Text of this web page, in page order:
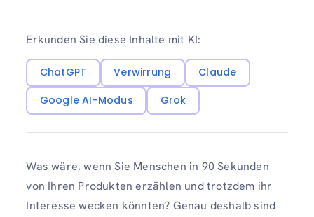
Erkunden Sie diese Inhalte mit KI:
ChatGPT Verwirrung
Claude
Google AI-Modus
Grok
Was wäre, wenn Sie Menschen in 90 Sekunden
von Ihren Produkten erzählen und trotzdem ihr
Interesse wecken könnten? Genau deshalb sind